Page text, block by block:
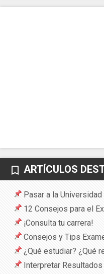
bookmark_border ARTÍCULOS
Pasar a la Universidad
12 Consejos para el
¡Consulta tu carrera!
Consejos y Tips
¿Qué estudiar? ¿Qué
Interpretar Resultados